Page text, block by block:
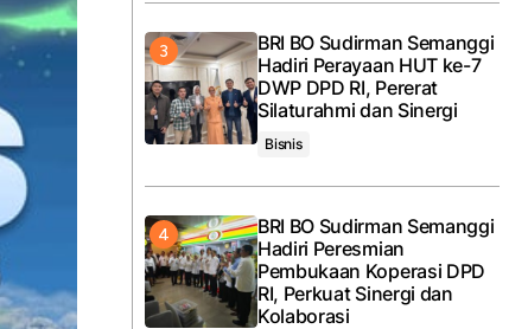
BRI BO Sudirman Semanggi
Hadiri Perayaan HUT ke-7
DWP DPD RI, Pererat
Silaturahmi dan Sinergi
Bisnis
BRI BO Sudirman Semanggi
Hadiri Peresmian
Pembukaan Koperasi DPD
RI, Perkuat Sinergi dan
Kolaborasi